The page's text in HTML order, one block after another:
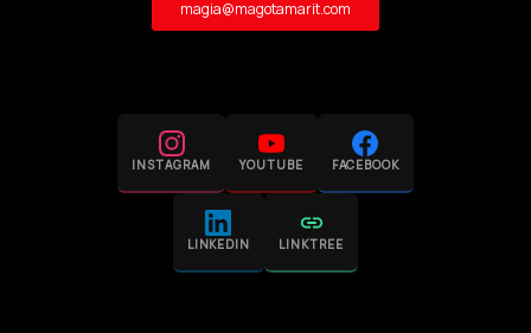
magia@magotamarit.com
INSTAGRAM YOUTUBE FACEBOOK
LINKEDIN LINKTREE